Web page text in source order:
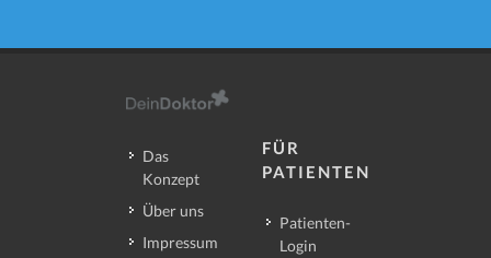
Das
Konzept
Über uns
Impressum
FÜR
PATIENTEN
Patienten-
Login